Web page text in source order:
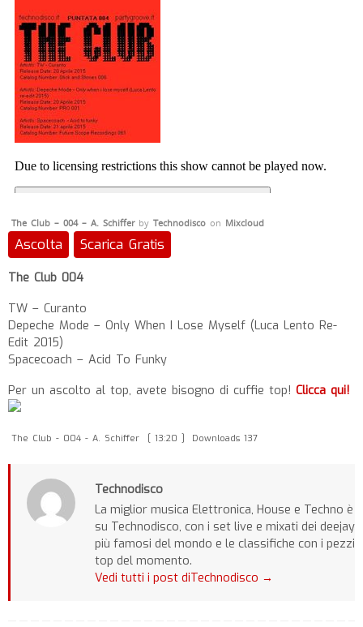
The Club – 004 – A. Schifferby Technodisco on Mixcloud
Ascolta Scarica Gratis
The Club 004
TW – Curanto
Depeche Mode – Only When I Lose Myself (Luca Lento Re-
Edit 2015)
Spacecoach – Acid To Funky
Per un ascolto al top, avete bisogno di cuffie top! Clicca qui!
The Club - 004 - A. Schiffer [ 13:20 ] Downloads 137
Technodisco
La miglior musica Elettronica, House e Techno è
su Technodisco, con i set live e mixati dei deejay
più famosi del mondo e le classifiche con i pezzi
top del momento.
Vedi tutti i post diTechnodisco →